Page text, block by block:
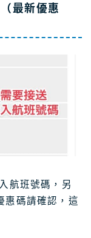
最新優惠
航班號碼，另
惠碼請確認，這